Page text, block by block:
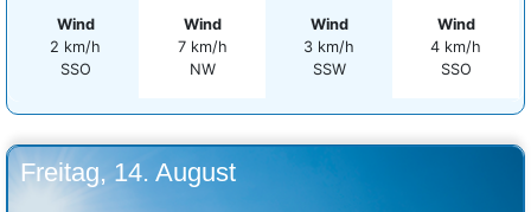
Wind
2 km/h
SSO
Wind
7 km/h
NW
Wind
3 km/h
SSW
Wind
4 km/h
SSO
Freitag, 14. August